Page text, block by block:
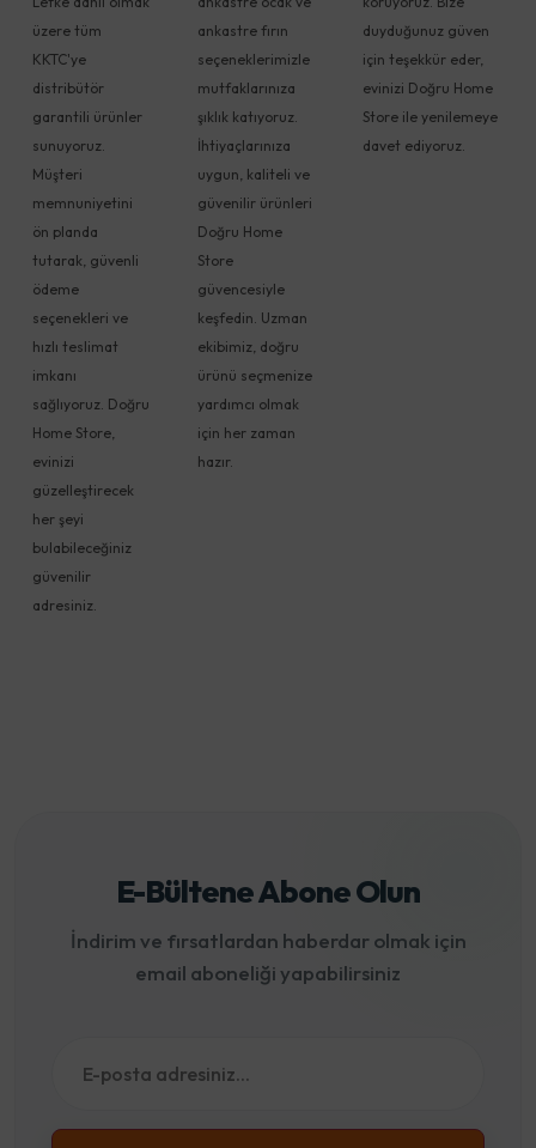
üzere tüm
KKTC'ye
distribütör
garantili ürünler
sunuyoruz.
Müşteri
memnuniyetini
ön planda
tutarak, güvenli
ödeme
seçenekleri ve
hızlı teslimat
imkanı
sağlıyoruz. Doğru
Home Store,
evinizi
güzelleştirecek
her şeyi
bulabileceğiniz
güvenilir
adresiniz.
ankastre fırın
seçeneklerimizle
mutfaklarınıza
şıklık katıyoruz.
İhtiyaçlarınıza
uygun, kaliteli ve
güvenilir ürünleri
Doğru Home
Store
güvencesiyle
keşfedin. Uzman
ekibimiz, doğru
ürünü seçmenize
yardımcı olmak
için her zaman
hazır.
duyduğunuz güven
için teşekkür eder,
evinizi Doğru Home
Store ile yenilemeye
davet ediyoruz.
E-Bültene Abone Olun
İndirim ve fırsatlardan haberdar olmak için
email aboneliği yapabilirsiniz